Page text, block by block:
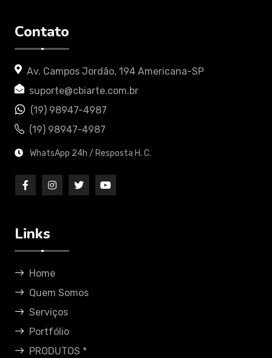
Contato
Av. Campos Jordão, 194 Americana-SP
suporte@cbiarte.com.br
(19) 98947-4987
(19) 98947-4987
WhatsApp 24h / Resposta H. C.
Links
Home
Quem Somos
Serviços
Portfólio
PRODUTOS *